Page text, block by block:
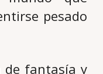
pesado
de fantasía y